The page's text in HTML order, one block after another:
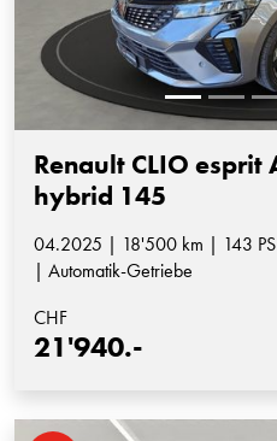
Renault CLIO esprit
hybrid 145
04.2025 | 18'500 km | 143
| Automatik-Getriebe
CHF
21'940.-